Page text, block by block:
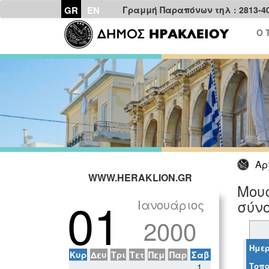
GR EN
Γραμμή Παραπόνων τηλ : 2813-
Ο
WWW.HERAKLION.GR
01 Ιανουάριος
2000
Κυρ Δευ Τρι Τετ Πεμ Παρ Σαβ